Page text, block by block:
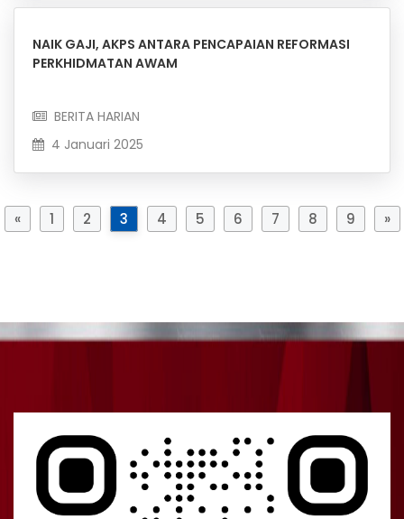
NAIK GAJI, AKPS ANTARA PENCAPAIAN REFORMASI
PERKHIDMATAN AWAM
BERITA HARIAN
4 Januari 2025
« 1 2 3 4 5 6 7 8 9 »